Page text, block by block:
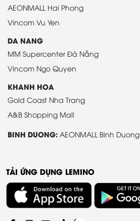
AEONMALL Hai Phong
Vincom Vu Yen
DA NANG
MM Supercenter Đà Nẵng
Vincom Ngo Quyen
KHANH HOA
Gold Coast Nha Trang
A&B Shopping Mall
BINH DUONG: AEONMALL Binh Duong
TẢI ỨNG DỤNG LEMINO